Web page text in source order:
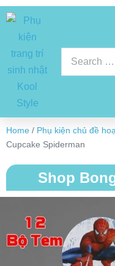
Home / Phụ kiện chủ đề
Cupcake Spiderman
Shop